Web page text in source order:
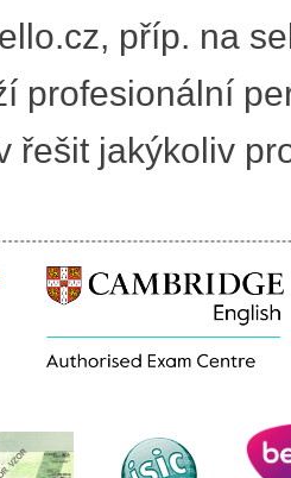
příp. na
profesionální
řešit jakýkoliv